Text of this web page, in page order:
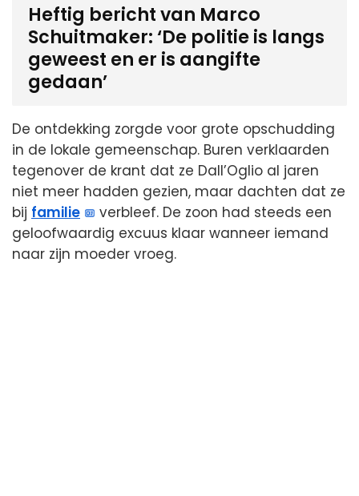
Heftig bericht van Marco
Schuitmaker: ‘De politie is langs
geweest en er is aangifte
gedaan’
De ontdekking zorgde voor grote opschudding
in de lokale gemeenschap. Buren verklaarden
tegenover de krant dat ze Dall’Oglio al jaren
niet meer hadden gezien, maar dachten dat ze
bij familie
verbleef. De zoon had steeds een
geloofwaardig excuus klaar wanneer iemand
naar zijn moeder vroeg.